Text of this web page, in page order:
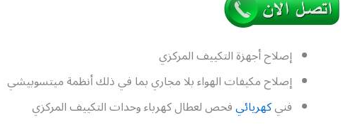
إصلاح أجهزة التكييف المركزي
إصلاح مكيفات الهواء بلا مجاري بما في ذلك أنظمة ميتسوبيشي
فنيكهريائيفحص لعطال كهرباء وحدات التكييف المركزي